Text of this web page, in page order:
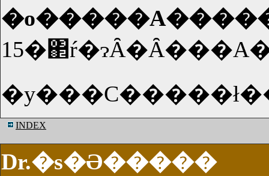
INDEX
Dr.�s�Ə�����